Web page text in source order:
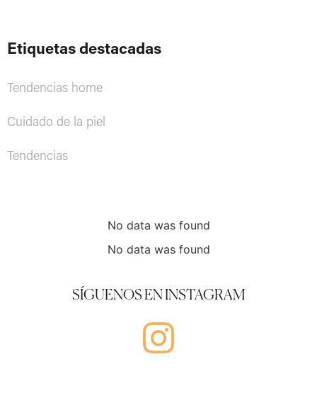
Etiquetas destacadas
Tendencias home
Cuidado de la piel
Tendencias
No data was found
No data was found
SÍGUENOS EN INSTAGRAM